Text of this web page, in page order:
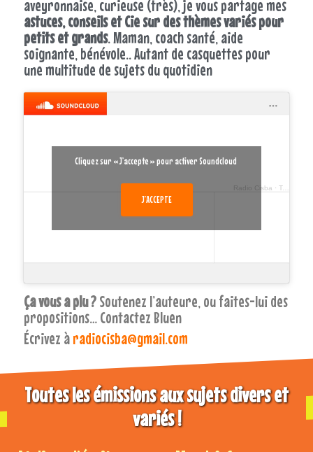
aveyronnaise, curieuse (très), je vous partage mes
astuces, conseils et Cie sur des thèmes variés pour
petits et grands. Maman, coach santé, aide
soignante, bénévole.. Autant de casquettes pour
une multitude de sujets du quotidien
Radio Cisba · Ty Kurious, chroniques de la vie quotidienne - par Bluen
Cliquez sur « J’accepte » pour activer Soundcloud
J’ACCEPTE
Ça vous a plu ?Soutenez l’auteure, ou faites-lui des
propositions… Contactez Bluen
Écrivez àradiocisba@gmail.com
Toutes les émissions aux sujets divers et
variés !